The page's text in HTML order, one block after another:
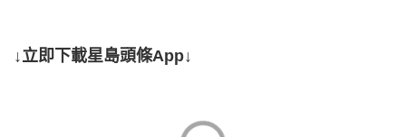
↓立即下載星島頭條App↓